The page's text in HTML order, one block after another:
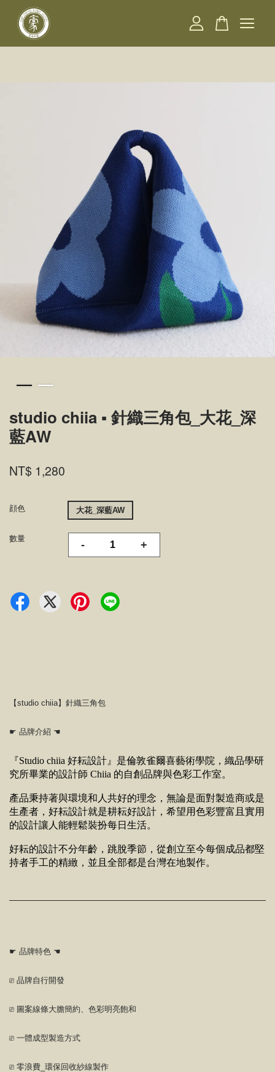
studio chiia ▪ 針織三角包_大花_深
藍AW
NT$ 1,280
顔色 大花_深藍AW
數量
- +
【studio chiia】針織三角包
☛ 品牌介紹 ☚
『Studio chiia 好耘設計』是倫敦雀爾喜藝術學院，織品學研
究所畢業的設計師 Chiia 的自創品牌與色彩工作室。
產品秉持著與環境和人共好的理念，無論是面對製造商或是
生產者，好耘設計就是耕耘好設計， 希望用色彩豐富且實用
的設計讓人能輕鬆裝扮每日生活。
好耘的設計不分年齡，跳脫季節，從創立至今每個成品都堅
持者手工的精緻，並且全部都是台灣在地製作。
☛ 品牌特色 ☚
⎚ 品牌自行開發
⎚ 圖案線條大膽簡約、色彩明亮飽和
⎚ 一體成型製造方式
⎚ 零浪費_環保回收紗線製作